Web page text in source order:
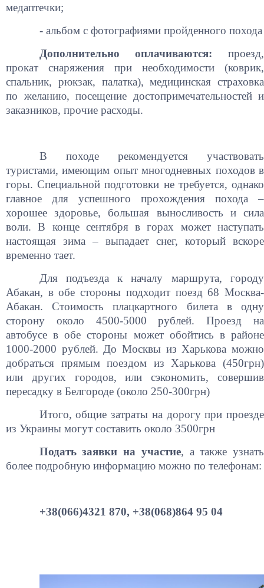
медаптечки;
- альбом с фотографиями пройденного похода
Дополнительно оплачиваются: проезд,
прокат снаряжения при необходимости (коврик,
спальник, рюкзак, палатка), медицинская страховка
по желанию, посещение достопримечательностей и
заказников, прочие расходы.
В походе рекомендуется участвовать
туристами, имеющим опыт многодневных походов в
горы. Специальной подготовки не требуется, однако
главное для успешного прохождения похода –
хорошее здоровье, большая выносливость и сила
воли. В конце сентября в горах может наступать
настоящая зима – выпадает снег, который вскоре
временно тает.
Для подъезда к началу маршрута, городу
Абакан, в обе стороны подходит поезд 68 Москва-
Абакан. Стоимость плацкартного билета в одну
сторону около 4500-5000 рублей. Проезд на
автобусе в обе стороны может обойтись в районе
1000-2000 рублей. До Москвы из Харькова можно
добраться прямым поездом из Харькова (450грн)
или других городов, или сэкономить, совершив
пересадку в Белгороде (около 250-300грн)
Итого, общие затраты на дорогу при проезде
из Украины могут составить около 3500грн
Подать заявки на участие, а также узнать
более подробную информацию можно по телефонам:
+38(066)4321 870, +38(068)864 95 04